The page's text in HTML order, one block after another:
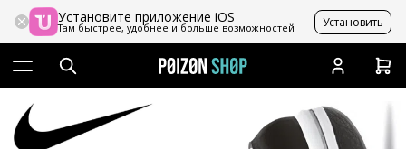
Установите приложение iOS
Там быстрее, удобнее и больше возможностей Установить